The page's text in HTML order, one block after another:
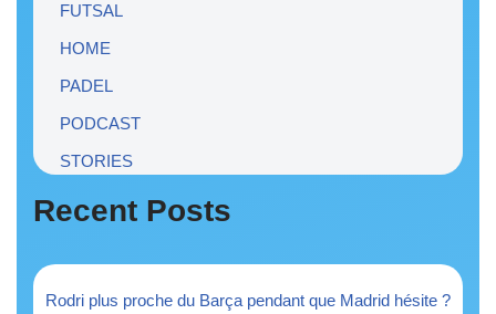
FUTSAL
HOME
PADEL
PODCAST
STORIES
Recent Posts
Rodri plus proche du Barça pendant que Madrid hésite ?